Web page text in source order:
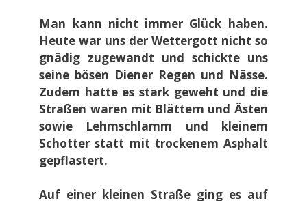
Man kann nicht immer Glück haben.
Heute war uns der Wettergott nicht so
gnädig zugewandt und schickte uns
seine bösen Diener Regen und Nässe.
Zudem hatte es stark geweht und die
Straßen waren mit Blättern und Ästen
sowie Lehmschlamm und kleinem
Schotter statt mit trockenem Asphalt
gepflastert.
Auf einer kleinen Straße ging es auf